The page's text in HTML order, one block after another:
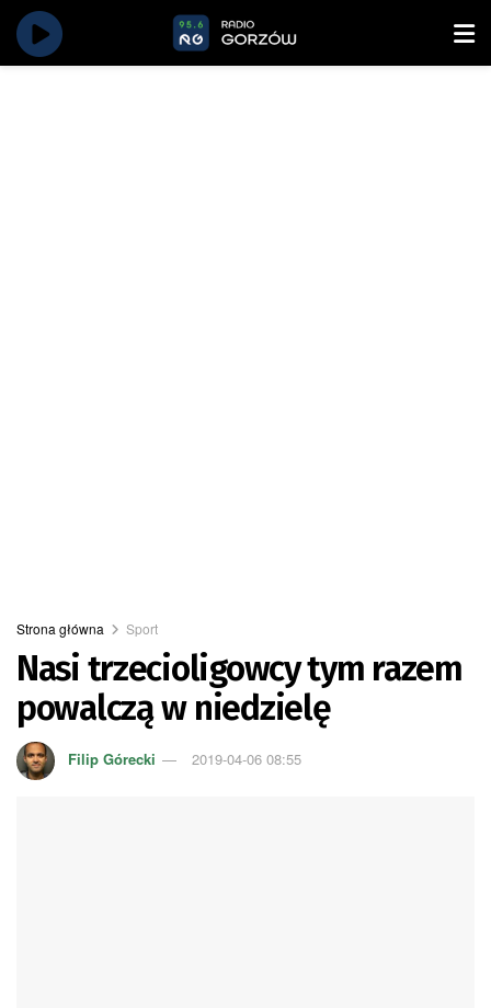
Strona główna Sport
Nasi trzecioligowcy tym razem
powalczą w niedzielę
Filip Górecki 2019-04-06 08:55